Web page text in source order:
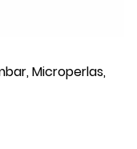
Microperlas,